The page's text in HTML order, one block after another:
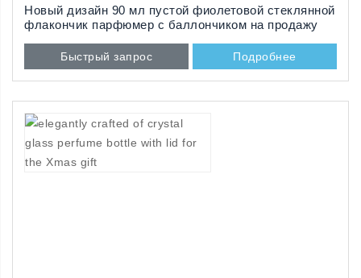
Новый дизайн 90 мл пустой фиолетовой стеклянной
флакончик парфюмер с баллончиком на продажу
Быстрый запрос Подробнее